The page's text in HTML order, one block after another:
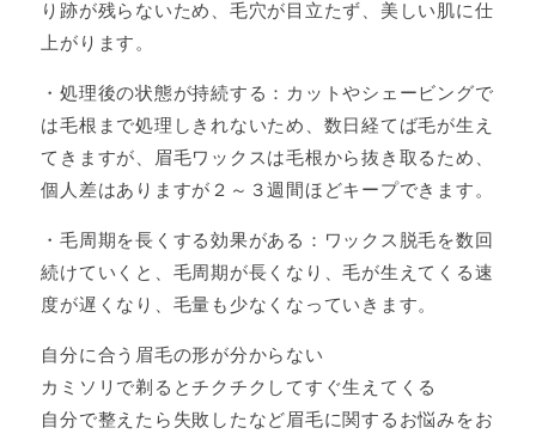
り跡が残らないため、毛穴が目立たず、美しい肌に仕
上がります。
・処理後の状態が持続する：カットやシェービングで
は毛根まで処理しきれないため、数日経てば毛が生え
てきますが、眉毛ワックスは毛根から抜き取るため、
個人差はありますが２～３週間ほどキープできます。
・毛周期を長くする効果がある：ワックス脱毛を数回
続けていくと、毛周期が長くなり、毛が生えてくる速
度が遅くなり、毛量も少なくなっていきます。
自分に合う眉毛の形が分からない
カミソリで剃るとチクチクしてすぐ生えてくる
自分で整えたら失敗したなど眉毛に関するお悩みをお